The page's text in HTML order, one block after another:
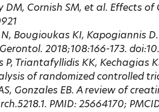
DM, Cornish SM, et al. Effects
Bougioukas KI, Kapogiannis
2018;108:166-173.
P, Triantafyllidis KK,
of randomized controlled
Gonzales EB. A review of
PMID: 25664170;